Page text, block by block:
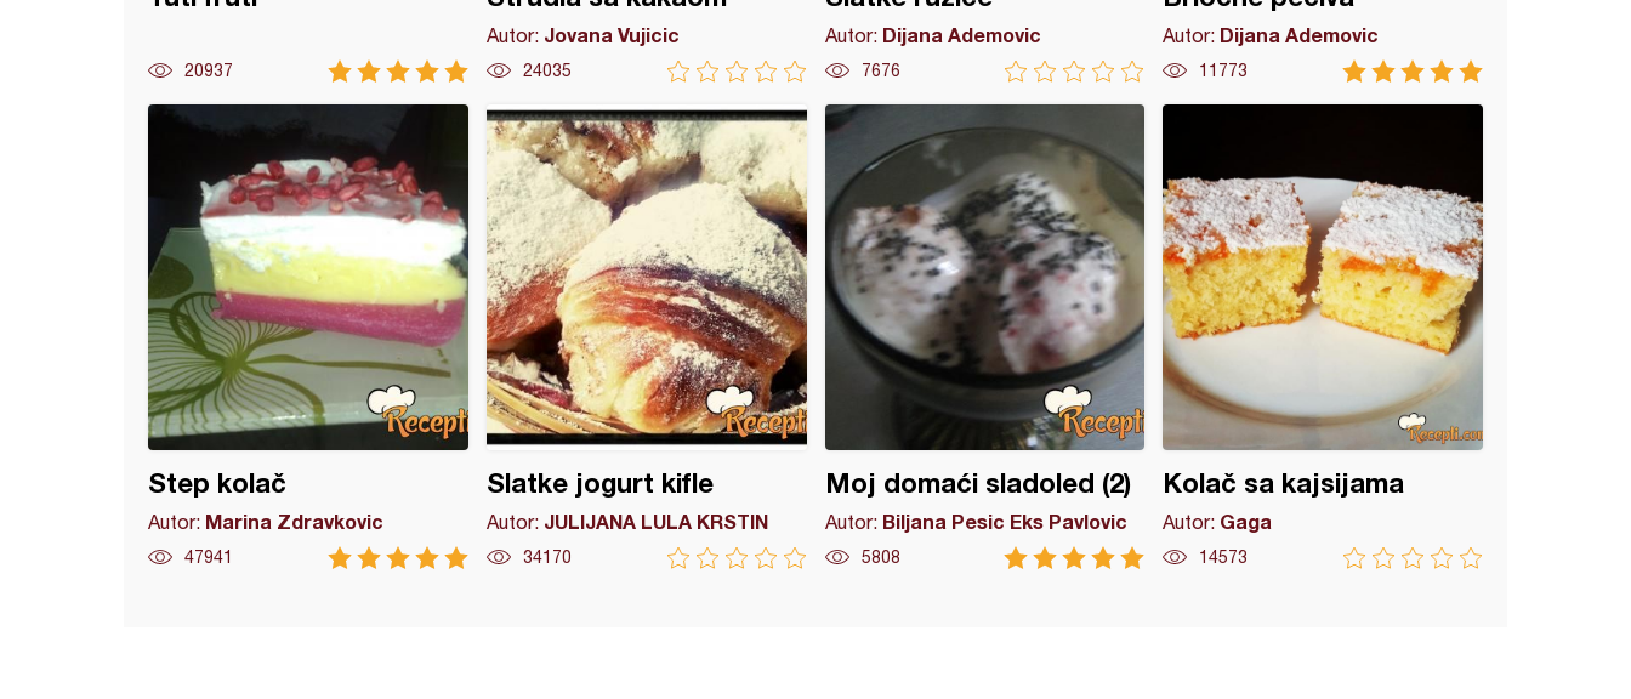
20937
Autor: Jovana Vujicic
24035
Autor: Dijana Ademovic
7676
Autor: Dijana Ademovic
11773
Step kolač
Autor: Marina Zdravkovic
47941
Slatke jogurt kifle
Autor: JULIJANA LULA KRSTIN
34170
Moj domaći sladoled (2)
Autor: Biljana Pesic Eks Pavlovic
5808
Kolač sa kajsijama
Autor: Gaga
14573